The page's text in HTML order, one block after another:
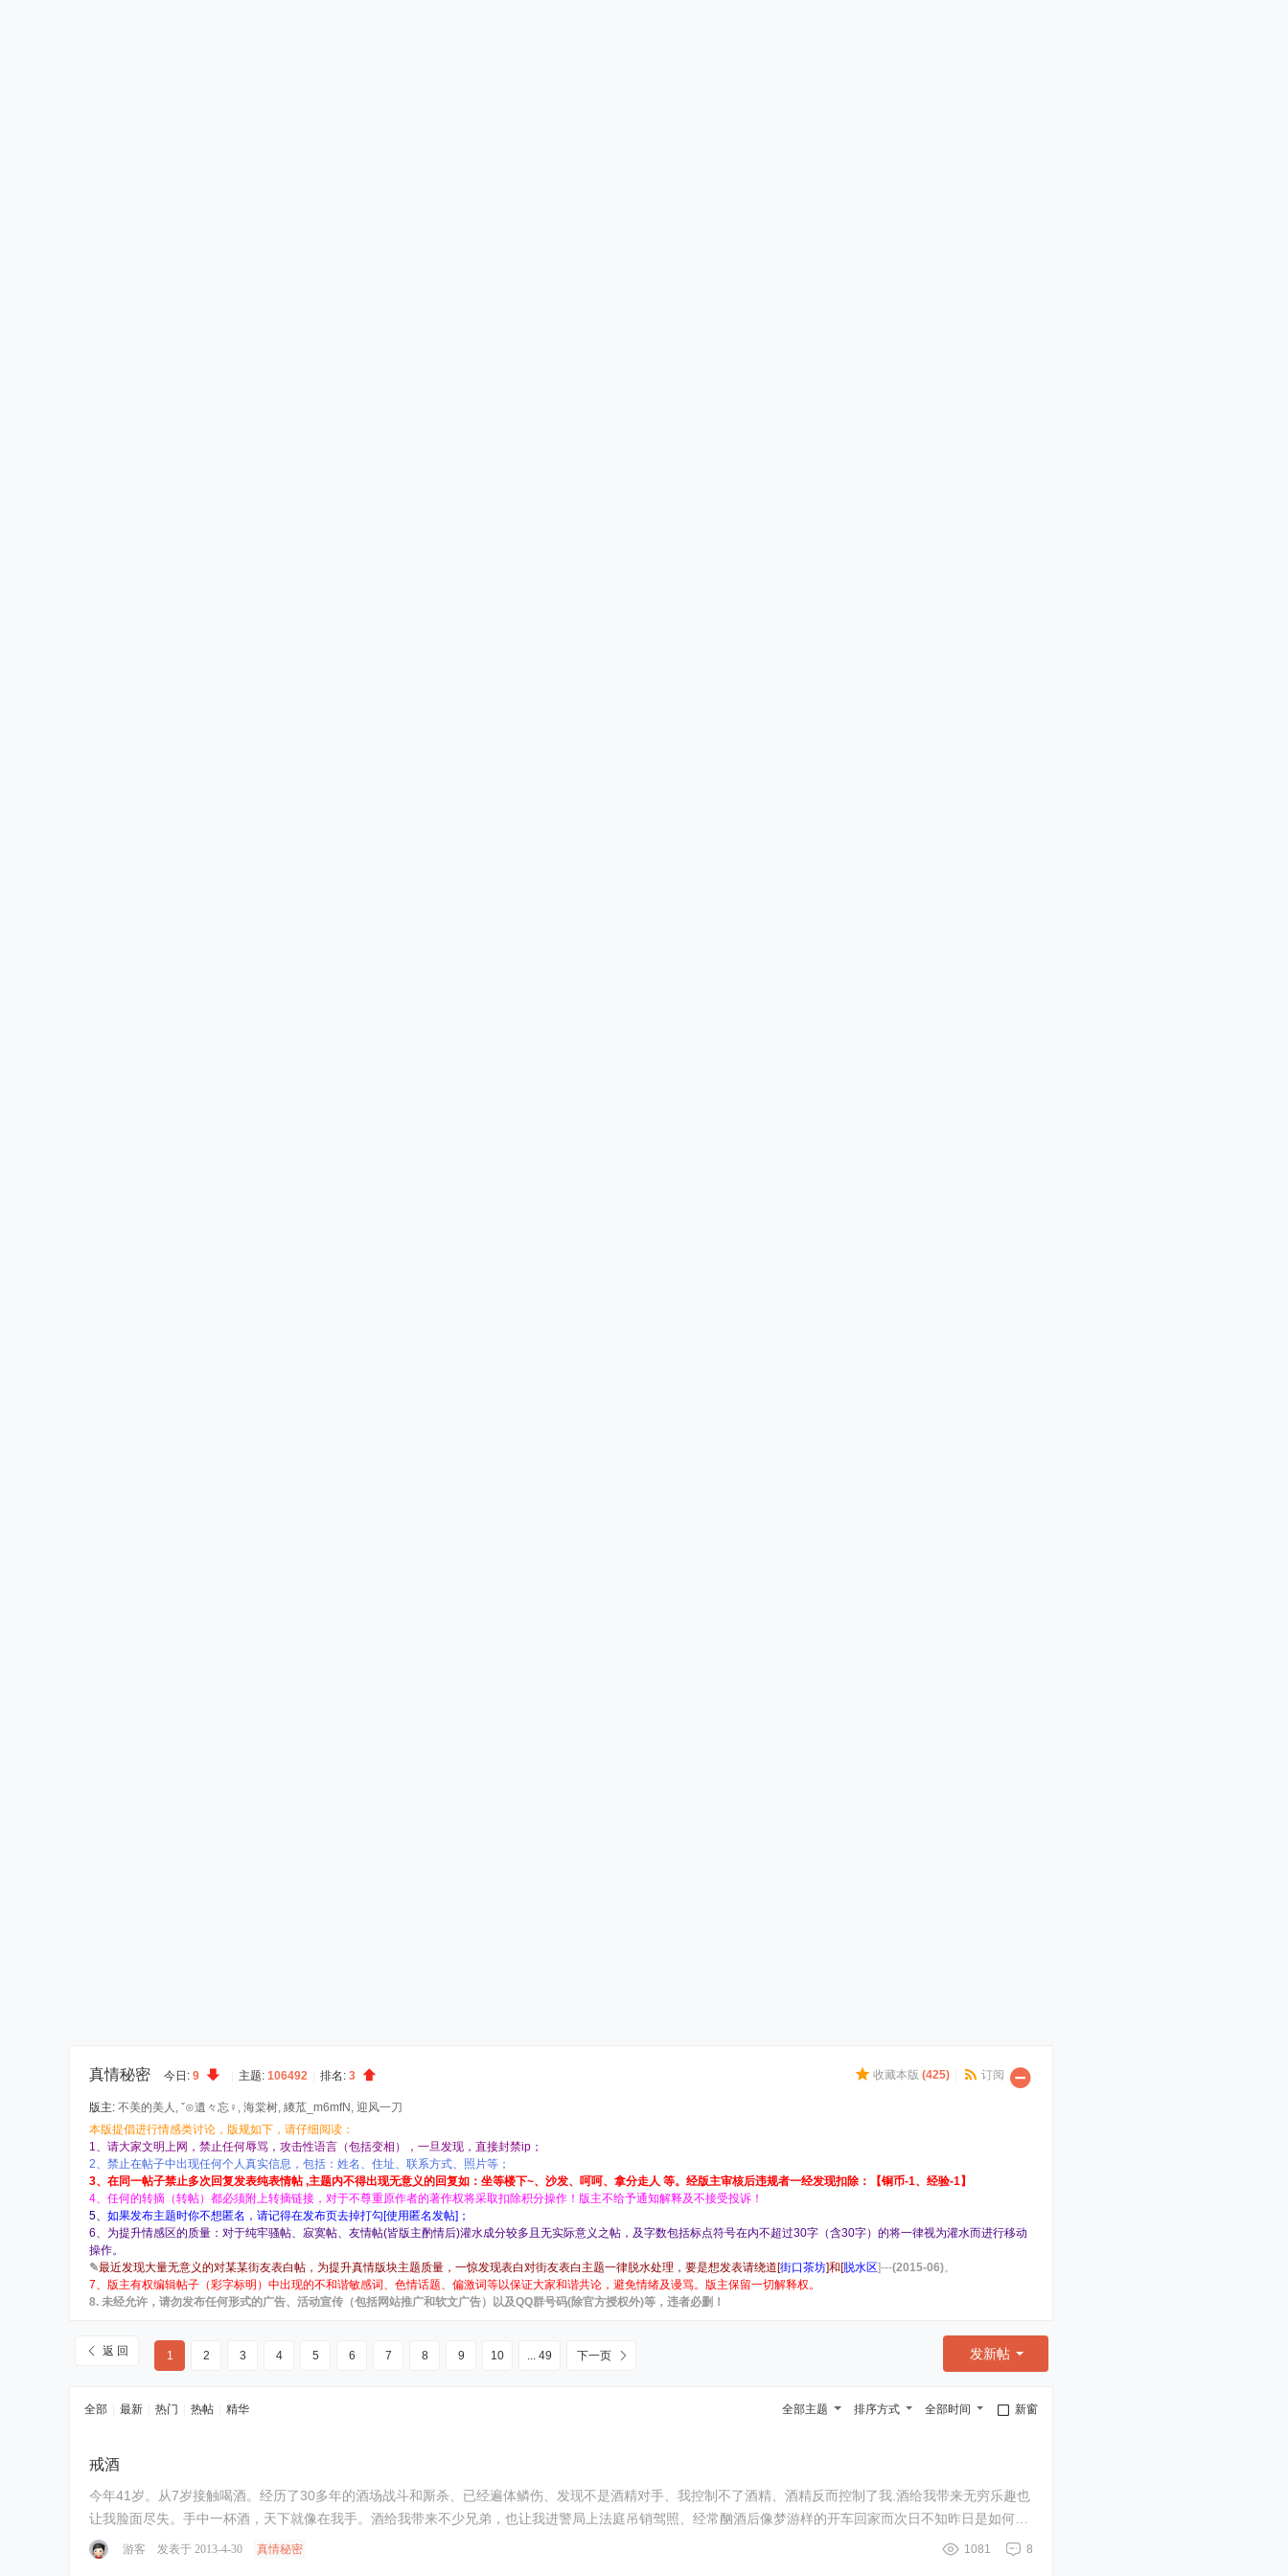
收藏本版 (425) 订阅
真情秘密 今日: 9 主题: 106492 排名: 3
版主: 不美的美人 , ˇ⊙遺々忘♀ , 海棠树, 繌苽_m6mfN , 迎风一刀
本版提倡进行情感类讨论，版规如下， 请仔细阅读：
1、请大家文明上网，禁止任何辱骂，攻击性语言（包括变相），一旦发现，直接封禁ip；
2、禁止在帖子中出现任何个人真实信息，包括：姓名、住址、联系方式、照片等；
3、在同一帖子禁止多次回复发表纯表情帖 ,主题内不得出现无意义的回复如：坐等楼下~、沙发、呵呵、拿分走人 等。经版主审核后违规者一经发现扣除：【铜币-1、经验-1】
4、任何的转摘（转帖）都必须附上转摘链接，对于不尊重原作者的著作权将采取扣除积分操作！版主不给予通知解释及不接受投诉！
5、 如果发布主题时你不想匿名，请记得在发布页去掉打勾[使用匿名发帖]；
6、为提升情感区的质量：对于纯牢骚帖、寂寞帖、友情帖(皆版主酌情后)灌水成分较多且无实际意义之帖，及字数包括标点符号在内不超过30字（含30字）的将一律视为灌水而进行移动
操作。
✎最近发现大量无意义的对某某街友表白帖，为提升真情版块主题质量，一惊发现表白对街友表白主题一律脱水处理，要是想发表请绕道[街口茶坊]和[脱水区]---(2015-06)。
7、 版主有权编辑帖子（彩字标明）中出现的不和谐敏感词、色情话题、偏激词等以保证大家和谐共论，避免情绪及谩骂。版主保留一切解释权。
8. 未经允许，请勿发布任何形式的广告、活动宣传（包括网站推广和软文广告）以及QQ群号码(除官方授权外)等，违者必删！
返 回 1 2 3 4 5 6 7 8 9 10 ... 49 下一页 发新帖
新窗
全部时间
排序方式
全部主题
全部 最新 热门 热帖 精华
戒酒
今年41岁。从7岁接触喝酒。经历了30多年的酒场战斗和厮杀、已经遍体鳞伤、发现不是酒精对手、我控制不了酒精、酒精反而控制了我.酒给我带来无穷乐趣也
让我脸面尽失。手中一杯酒，天下就像在我手。酒给我带来不少兄弟，也让我进警局上法庭吊销驾照、经常酗酒后像梦游样的开车回家而次日不知昨日是如何回
家。也经历过几次酒后 ...
8
1081
游客 发表于 2013-4-30 真情秘密